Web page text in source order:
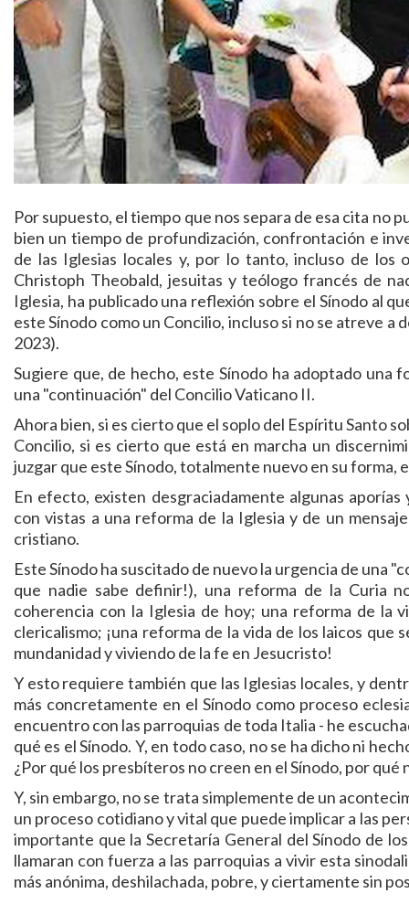
Por supuesto, el tiempo que nos separa de esa cita no
bien un tiempo de profundización, confrontación e
de las Iglesias locales y, por lo tanto, incluso de los
Christoph Theobald, jesuitas y teólogo francés de
Iglesia, ha publicado una reflexión sobre el Sínodo al
este Sínodo como un Concilio, incluso si no se atreve a
2023).
Sugiere que, de hecho, este Sínodo ha adoptado una
una "continuación" del Concilio Vaticano II.
Ahora bien, si es cierto que el soplo del Espíritu Santo
Concilio, si es cierto que está en marcha un
juzgar que este Sínodo, totalmente nuevo en su
En efecto, existen desgraciadamente algunas
con vistas a una reforma de la Iglesia y de un
cristiano.
Este Sínodo ha suscitado de nuevo la urgencia de una
que nadie sabe definir!), una reforma de la Curia
coherencia con la Iglesia de hoy; una reforma de la
clericalismo; ¡una reforma de la vida de los laicos
mundanidad y viviendo de la fe en Jesucristo!
Y esto requiere también que las Iglesias locales, y
más concretamente en el Sínodo como proceso
encuentro con las parroquias de toda Italia - he
qué es el Sínodo. Y, en todo caso, no se ha dicho ni
¿Por qué los presbíteros no creen en el Sínodo, por qué
Y, sin embargo, no se trata simplemente de un
un proceso cotidiano y vital que puede implicar a las
importante que la Secretaría General del Sínodo de
llamaran con fuerza a las parroquias a vivir esta
más anónima, deshilachada, pobre, y ciertamente sin